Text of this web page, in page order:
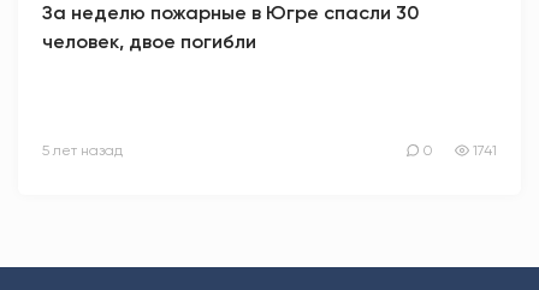
За неделю пожарные в Югре спасли 30
человек, двое погибли
5 лет назад 0 1741